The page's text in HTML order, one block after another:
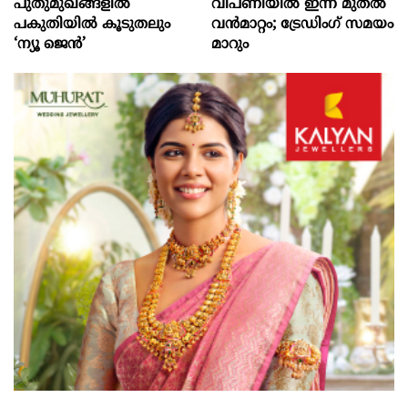
പുതുമുഖങ്ങളിൽ
പകുതിയിൽ കൂടുതലും
‘ന്യൂ ജെൻ’
വിപണിയിൽ ഇന്ന് മുതൽ
വൻമാറ്റം; ട്രേഡിംഗ് സമയം
മാറും